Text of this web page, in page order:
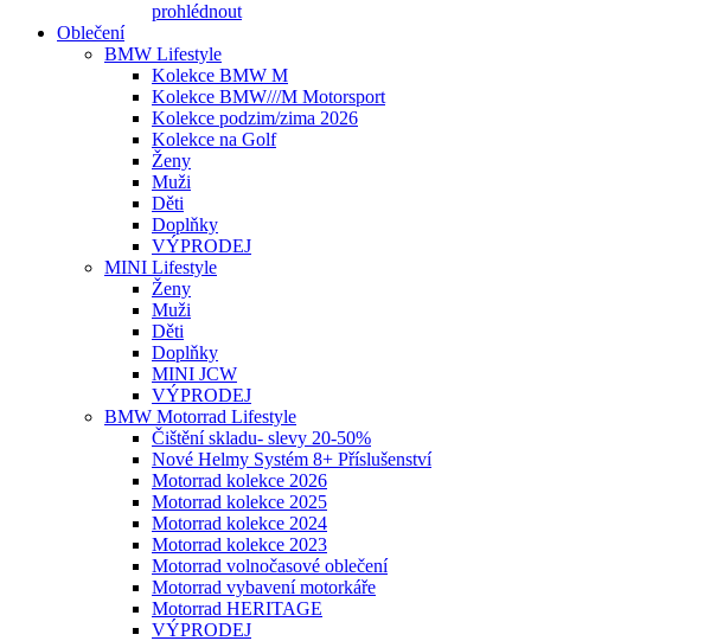
prohlédnout
Oblečení
BMW Lifestyle
Kolekce BMW M
Kolekce BMW///M Motorsport
Kolekce podzim/zima 2026
Kolekce na Golf
Ženy
Muži
Děti
Doplňky
VÝPRODEJ
MINI Lifestyle
Ženy
Muži
Děti
Doplňky
MINI JCW
VÝPRODEJ
BMW Motorrad Lifestyle
Čištění skladu- slevy 20-50%
Nové Helmy Systém 8+ Příslušenství
Motorrad kolekce 2026
Motorrad kolekce 2025
Motorrad kolekce 2024
Motorrad kolekce 2023
Motorrad volnočasové oblečení
Motorrad vybavení motorkáře
Motorrad HERITAGE
VÝPRODEJ